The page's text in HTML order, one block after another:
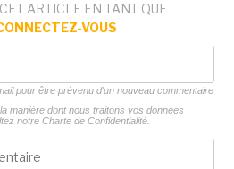
ARTICLE EN TANT QUE
VOUS
pour être prévenu d'un nouveau commentaire
manière dont nous traitons vos données
notre Charte de Confidentialité.